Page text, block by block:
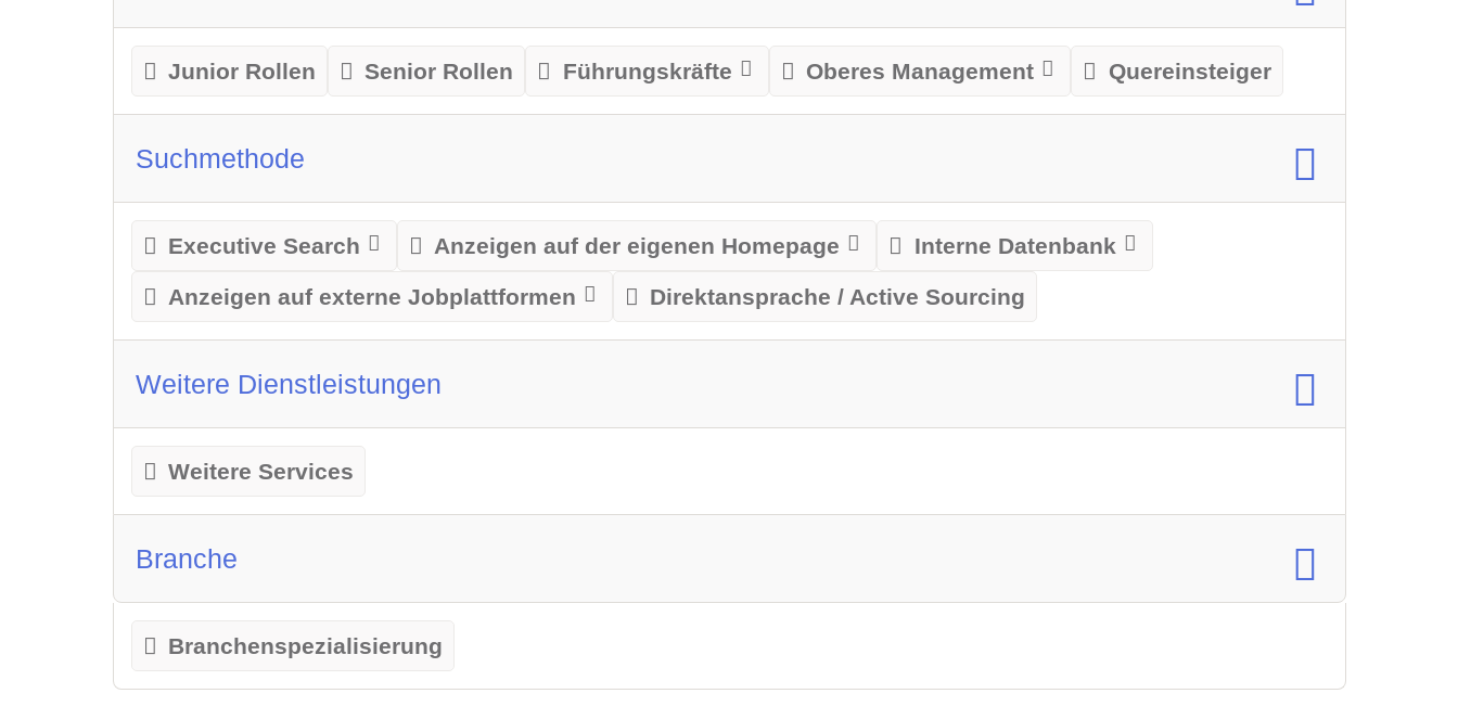
Junior Rollen Senior Rollen Führungskräfte Oberes Management Quereinsteiger
Suchmethode
Executive Search Anzeigen auf der eigenen Homepage
Interne Datenbank
Anzeigen auf externe Jobplattformen
Direktansprache / Active Sourcing
Weitere Dienstleistungen
Weitere Services
Branche
Branchenspezialisierung